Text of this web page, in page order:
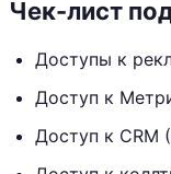
Чек-лист
Доступы к
Доступ к
Доступ к CRM